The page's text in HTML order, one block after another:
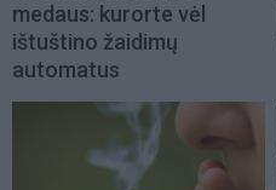
medaus: kurorte vėl
ištuštino žaidimų
automatus